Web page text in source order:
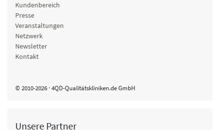
Kundenbereich
Presse
Veranstaltungen
Netzwerk
Newsletter
Kontakt
© 2010-2026 · 4QD-Qualitätskliniken.de GmbH
Unsere Partner